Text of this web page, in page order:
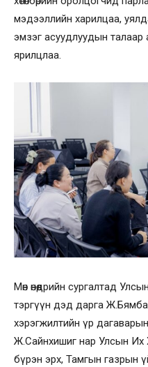
мэдээллийн харилцаа,
эмзэг асуудлуудын талаар
ярилцлаа.
Мөн өнөөдрийн сургалтад
тэргүүн дэд дарга
хэрэгжилтийн үр
Ж.Сайнхишиг нар Улсын Их
бүрэн эрх, Тамгын газрын